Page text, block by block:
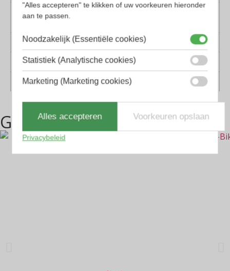
Montuur
materiaal
Lens materiaal
Kunststof
Geschikt voor
Dames, Heren
Vorm
Sport
Gerelateerde producten
"Alles accepteren" te klikken of uw voorkeuren hieronder
aan te passen.
Noodzakelijk (Essentiële cookies)
Statistiek (Analytische cookies)
Marketing (Marketing cookies)
Alles accepteren Voorkeuren opslaan
Privacybeleid